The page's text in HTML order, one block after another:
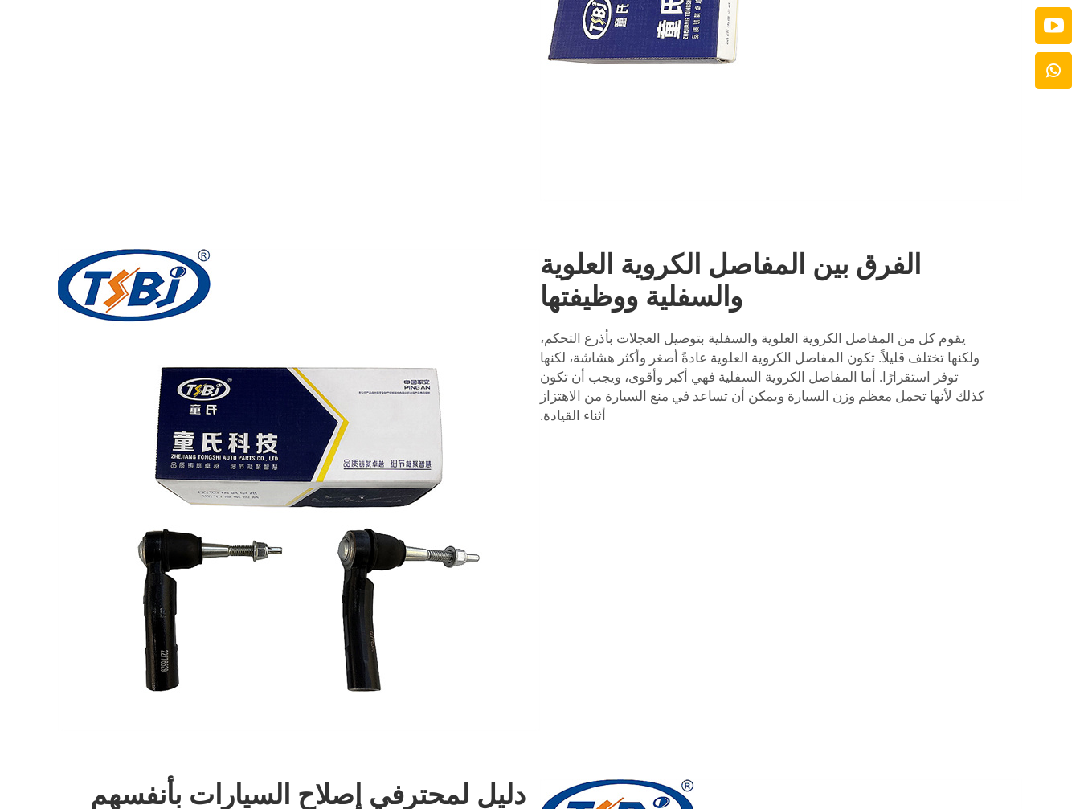
الفرق بين المفاصل الكروية العلوية
والسفلية ووظيفتها
يقوم كل من المفاصل الكروية العلوية والسفلية بتوصيل العجلات بأذرع التحكم،
ولكنها تختلف قليلاً. تكون المفاصل الكروية العلوية عادةً أصغر وأكثر هشاشة، لكنها
توفر استقرارًا. أما المفاصل الكروية السفلية فهي أكبر وأقوى، ويجب أن تكون
كذلك لأنها تحمل معظم وزن السيارة ويمكن أن تساعد في منع السيارة من الاهتزاز
أثناء القيادة.
دليل لمحترفي إصلاح السيارات بأنفسهم